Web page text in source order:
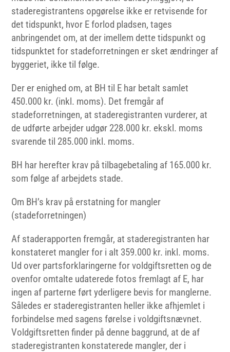
staderegistrantens opgørelse ikke er retvisende for
det tidspunkt, hvor E forlod pladsen, tages
anbringendet om, at der imellem dette tidspunkt og
tidspunktet for stadeforretningen er sket ændringer af
byggeriet, ikke til følge.
Der er enighed om, at BH til E har betalt samlet
450.000 kr. (inkl. moms). Det fremgår af
stadeforretningen, at staderegistranten vurderer, at
de udførte arbejder udgør 228.000 kr. ekskl. moms
svarende til 285.000 inkl. moms.
BH har herefter krav på tilbagebetaling af 165.000 kr.
som følge af arbejdets stade.
Om BH’s krav på erstatning for mangler
(stadeforretningen)
Af staderapporten fremgår, at staderegistranten har
konstateret mangler for i alt 359.000 kr. inkl. moms.
Ud over partsforklaringerne for voldgiftsretten og de
ovenfor omtalte udaterede fotos fremlagt af E, har
ingen af parterne ført yderligere bevis for manglerne.
Således er staderegistranten heller ikke afhjemlet i
forbindelse med sagens førelse i voldgiftsnævnet.
Voldgiftsretten finder på denne baggrund, at de af
staderegistranten konstaterede mangler, der i